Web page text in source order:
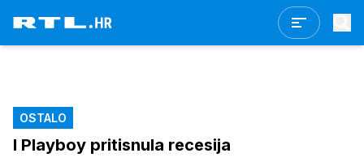
OSTALO
I Playboy pritisnula recesija